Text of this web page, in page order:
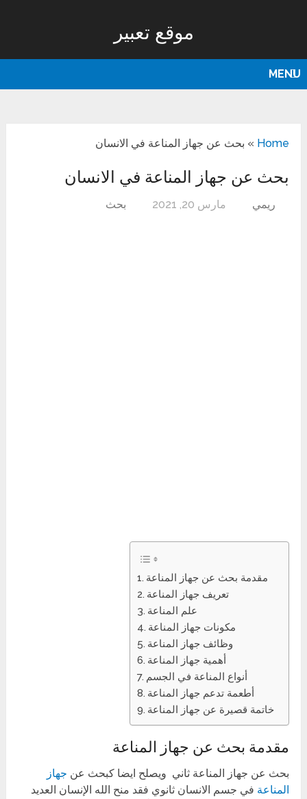
موقع تعبير
MENU
Home
» بحث عن جهاز المناعة في الانسان
بحث عن جهاز المناعة في الانسان
ريمي مارس 20, 2021 بحث
مقدمة بحث عن جهاز المناعة
تعريف جهاز المناعة
علم المناعة
مكونات جهاز المناعة
وظائف جهاز المناعة
أهمية جهاز المناعة
أنواع المناعة في الجسم
أطعمة تدعم جهاز المناعة
خاتمة قصيرة عن جهاز المناعة
مقدمة بحث عن جهاز المناعة
بحث عن جهاز المناعة ثاني ويصلح ايضا كبحث عن جهاز
المناعة في جسم الانسان ثانوي فقد منح الله الإنسان العديد